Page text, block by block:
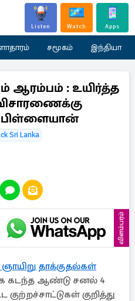
Listen Watch Apps
சமூகம் இந்தியா
ஆரம்பம் : உயிர்த்த
Sri Lanka
விளம்பரம்
தாக்குதல்கள்
கடந்த ஆண்டு சனல் 4
குறித்து